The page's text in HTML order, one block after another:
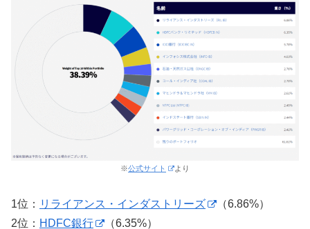
※公式サイト より
1位： リライアンス・インダストリーズ
（6.86%）
2位： HDFC銀行
（6.35%）